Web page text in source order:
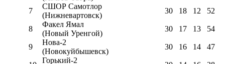
7
СШОР Самотлор
(Нижневартовск)
30 18 12 52
8
Факел Ямал
(Новый Уренгой)
30 17 13 54
9
Нова-2
(Новокуйбышевск)
30 16 14 47
Горький-2